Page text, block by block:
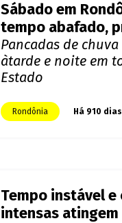
Sábado em
tempo abafado,
Pancadas de
àtarde e noite em
Estado
Rondônia Há 910 dias
Tempo instável e
intensas atingem